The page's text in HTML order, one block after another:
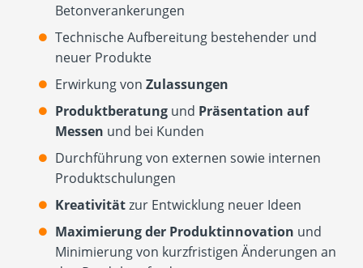
Betonverankerungen
Technische Aufbereitung bestehender und
neuer Produkte
Erwirkung von Zulassungen
Produktberatung und Präsentation auf
Messen und bei Kunden
Durchführung von externen sowie internen
Produktschulungen
Kreativitätzur Entwicklung neuer Ideen
Maximierung der Produktinnovation und
Minimierung von kurzfristigen Änderungen an